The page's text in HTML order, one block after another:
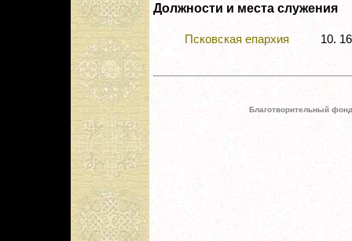
Должности и места служения
Псковская епархия 10.
Благотворительный